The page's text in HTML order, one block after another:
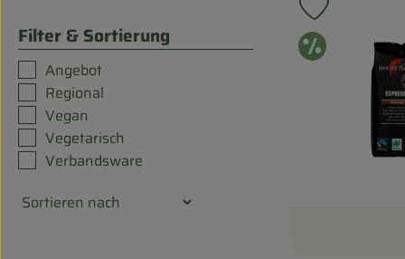
Filter & Sortierung
Angebot
Regional
Vegan
Vegetarisch
Verbandsware
Produkt